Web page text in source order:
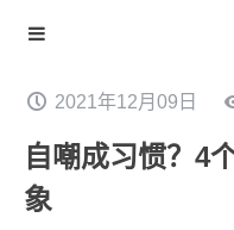
2021年12月09日
自嘲成习惯？4
象